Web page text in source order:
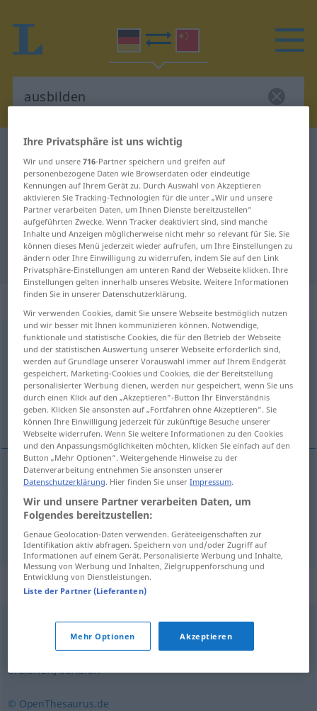
Deutsch-Chinesisch Wörterbuch
Deutsch-Chinesisch Übersetzung
für "ausbilden"
"ausbilden" Chinesisch
Übersetzung
„ausbilden“: transitives Verb
ausbildenv/t
Übersicht aller Übersetzungen
(Für mehr Details die Übersetzung anklicken/antippen)
培养 训练
培养[péiyǎng],训练[xùnliàn]
ausbilden
Fähigkeiten, Personen
Synonyme für "ausbilden"
bilden,gestalten
erziehen,schulen
© OpenThesaurus.de
Ihre Privatsphäre ist uns wichtig
Wir und unsere716-Partner speichern und greifen auf
personenbezogene Daten wie Browserdaten oder eindeutige
Kennungen auf Ihrem Gerät zu. Durch Auswahl von Akzeptieren
aktivieren Sie Tracking-Technologien für die unter „Wir und unsere
Partner verarbeiten Daten, um Ihnen Dienste bereitzustellen“
aufgeführten Zwecke. Wenn Tracker deaktiviert sind, sind manche
Inhalte und Anzeigen möglicherweise nicht mehr so relevant für Sie. Sie
können dieses Menü jederzeit wieder aufrufen, um Ihre Einstellungen zu
ändern oder Ihre Einwilligung zu widerrufen, indem Sie auf den Link
Privatsphäre-Einstellungen am unteren Rand der Webseite klicken. Ihre
Einstellungen gelten innerhalb unseres Website. Weitere Informationen
finden Sie in unserer Datenschutzerklärung.
Wir verwenden Cookies, damit Sie unsere Webseite bestmöglich nutzen
und wir besser mit Ihnen kommunizieren können. Notwendige,
funktionale und statistische Cookies, die für den Betrieb der Webseite
und der statistischen Auswertung unserer Webseite erforderlich sind,
werden auf Grundlage unserer Vorauswahl immer auf Ihrem Endgerät
gespeichert. Marketing-Cookies und Cookies, die der Bereitstellung
personalisierter Werbung dienen, werden nur gespeichert, wenn Sie uns
durch einen Klick auf den „Akzeptieren“-Button Ihr Einverständnis
geben. Klicken Sie ansonsten auf „Fortfahren ohne Akzeptieren“. Sie
können Ihre Einwilligung jederzeit für zukünftige Besuche unserer
Webseite widerrufen. Wenn Sie weitere Informationen zu den Cookies
und den Anpassungsmöglichkeiten möchten, klicken Sie einfach auf den
Button „Mehr Optionen“. Weitergehende Hinweise zu der
Datenverarbeitung entnehmen Sie ansonsten unserer
Datenschutzerklärung. Hier finden Sie unserImpressum.
Wir und unsere Partner verarbeiten Daten, um
Folgendes bereitzustellen:
Genaue Geolocation-Daten verwenden. Geräteeigenschaften zur
Identifikation aktiv abfragen. Speichern von und/oder Zugriff auf
Informationen auf einem Gerät. Personalisierte Werbung und Inhalte,
Messung von Werbung und Inhalten, Zielgruppenforschung und
Entwicklung von Dienstleistungen.
Liste der Partner (Lieferanten)
Mehr Optionen Akzeptieren